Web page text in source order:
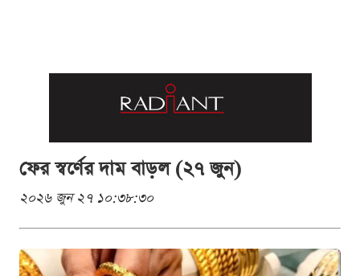
ফের স্বর্ণের দাম বাড়ল (২৭ জুন)
২০২৬ জুন ২৭ ১০:৩৮:৩০